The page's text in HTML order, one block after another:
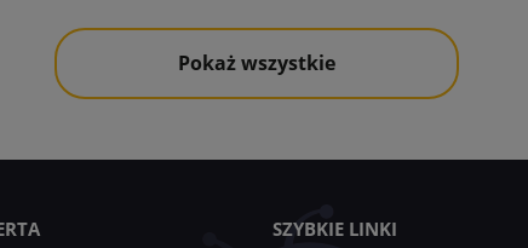
Pokaż wszystkie
SZYBKIE LINKI